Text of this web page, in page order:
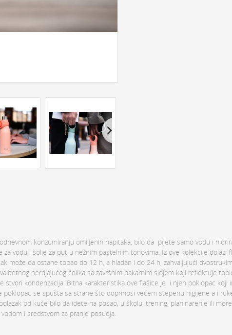
konzumiranju omiljenih napitaka, bilo da pijete samo vodu i
vodu i šolje za put u nežnim pastelnim tonovima. Iz ove kolekcije dolazi
može da ostane topao do 12 h, a hladan i do 24 h, zahvaljujući
nerdjajućeg čelika sa završnim bakarnim slojem koji reflektuje
stvori kondenzacija. Bitna karakteristika ove flašice je i njen poklopac koji
poklopac se spušta sa strane što doprinosi većem stepenu higijene a i
od kuće bilo da idete na posao, u školu, trening, planinarenje ili
i sredstvom za pranje posudja.